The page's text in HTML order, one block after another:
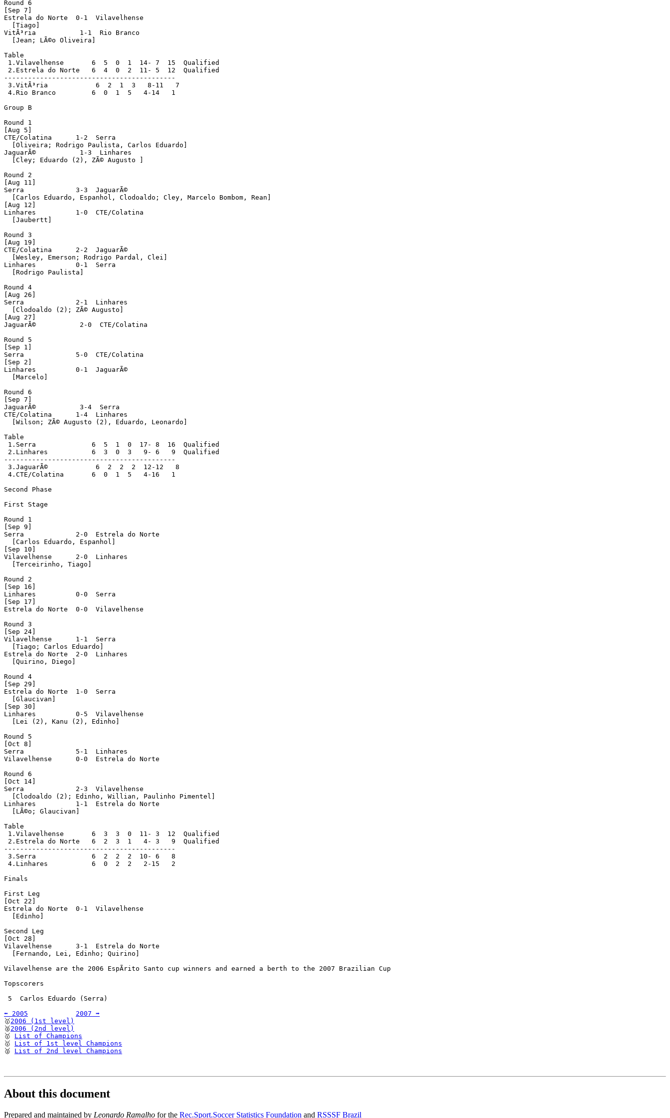
Round 6
[Sep 7]
Estrela do Norte  0-1  Vilavelhense
  [Tiago]
VitÃ³ria           1-1  Rio Branco
  [Jean; LÃ©o Oliveira]
Table
1.Vilavelhense       6  5  0  1  14- 7  15  Qualified
2.Estrela do Norte   6  4  0  2  11- 5  12  Qualified
-------------------------------------------
3.VitÃ³ria            6  2  1  3   8-11   7
4.Rio Branco         6  0  1  5   4-14   1
Group B
Round 1
[Aug 5]
CTE/Colatina      1-2  Serra
  [Oliveira; Rodrigo Paulista, Carlos Eduardo]
JaguarÃ©           1-3  Linhares
  [Cley; Eduardo (2), ZÃ© Augusto ]
Round 2
[Aug 11]
Serra             3-3  JaguarÃ©
  [Carlos Eduardo, Espanhol, Clodoaldo; Cley, Marcelo Bombom, Rean]
[Aug 12]
Linhares          1-0  CTE/Colatina
  [Jaubertt]
Round 3
[Aug 19]
CTE/Colatina      2-2  JaguarÃ©
  [Wesley, Emerson; Rodrigo Pardal, Clei]
Linhares          0-1  Serra
  [Rodrigo Paulista]
Round 4
[Aug 26]
Serra             2-1  Linhares
  [Clodoaldo (2); ZÃ© Augusto]
[Aug 27]
JaguarÃ©           2-0  CTE/Colatina
Round 5
[Sep 1]
Serra             5-0  CTE/Colatina
[Sep 2]
Linhares          0-1  JaguarÃ©
  [Marcelo]
Round 6
[Sep 7]
JaguarÃ©           3-4  Serra
CTE/Colatina      1-4  Linhares
  [Wilson; ZÃ© Augusto (2), Eduardo, Leonardo]
Table
1.Serra              6  5  1  0  17- 8  16  Qualified
2.Linhares           6  3  0  3   9- 6   9  Qualified
-------------------------------------------
3.JaguarÃ©            6  2  2  2  12-12   8
4.CTE/Colatina       6  0  1  5   4-16   1
Second Phase
First Stage
Round 1
[Sep 9]
Serra             2-0  Estrela do Norte
  [Carlos Eduardo, Espanhol]
[Sep 10]
Vilavelhense      2-0  Linhares
  [Terceirinho, Tiago]
Round 2
[Sep 16]
Linhares          0-0  Serra
[Sep 17]
Estrela do Norte  0-0  Vilavelhense
Round 3
[Sep 24]
Vilavelhense      1-1  Serra
  [Tiago; Carlos Eduardo]
Estrela do Norte  2-0  Linhares
  [Quirino, Diego]
Round 4
[Sep 29]
Estrela do Norte  1-0  Serra
  [Glaucivan]
[Sep 30]
Linhares          0-5  Vilavelhense
  [Lei (2), Kanu (2), Edinho]
Round 5
[Oct 8]
Serra             5-1  Linhares
Vilavelhense      0-0  Estrela do Norte
Round 6
[Oct 14]
Serra             2-3  Vilavelhense
  [Clodoaldo (2); Edinho, Willian, Paulinho Pimentel]
Linhares          1-1  Estrela do Norte
  [LÃ©o; Glaucivan]
Table
1.Vilavelhense       6  3  3  0  11- 3  12  Qualified
2.Estrela do Norte   6  2  3  1   4- 3   9  Qualified
-------------------------------------------
3.Serra              6  2  2  2  10- 6   8
4.Linhares           6  0  2  2   2-15   2
Finals
First Leg
[Oct 22]
Estrela do Norte  0-1  Vilavelhense
  [Edinho]
Second Leg
[Oct 28]
Vilavelhense      3-1  Estrela do Norte
  [Fernando, Lei, Edinho; Quirino]
Vilavelhense are the 2006 EspÃ­rito Santo cup winners and earned a berth to the 2007 Brazilian Cup
Topscorers
5  Carlos Eduardo (Serra)
⬅️ 2005
2007 ➡️
🥇2006 (1st level)
🥈2006 (2nd level)
🥇 List of Champions
🥇 List of 1st level Champions
🥈 List of 2nd level Champions
About this document
Prepared and maintained by Leonardo Ramalho for the Rec.Sport.Soccer Statistics Foundation and RSSSF Brazil